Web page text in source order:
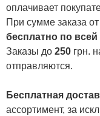
оплачивает
При сумме заказа от
бесплатно по
Заказы до 250 грн.
отправляются.
Бесплатная
ассортимент, за